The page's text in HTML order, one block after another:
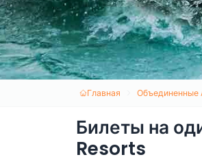
Главная Объединенные
Билеты на
Resorts